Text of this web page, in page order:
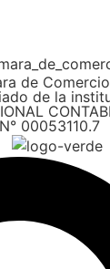
de
de la
00053110.7